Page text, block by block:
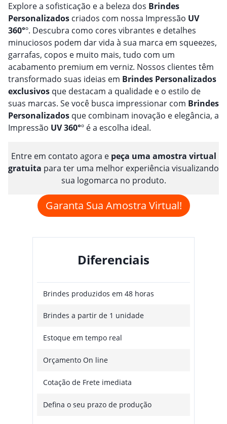
Explore a sofisticação e a beleza dos Brindes
Personalizados criados com nossa Impressão UV
360°º. Descubra como cores vibrantes e detalhes
minuciosos podem dar vida à sua marca em squeezes,
garrafas, copos e muito mais, tudo com um
acabamento premium em verniz. Nossos clientes têm
transformado suas ideias em Brindes Personalizados
exclusivos que destacam a qualidade e o estilo de
suas marcas. Se você busca impressionar com Brindes
Personalizados que combinam inovação e elegância, a
Impressão UV 360°º é a escolha ideal.
Entre em contato agora e peça uma amostra virtual
gratuita para ter uma melhor experiência visualizando
sua logomarca no produto.
Garanta Sua Amostra Virtual!
Diferenciais
Brindes produzidos em 48 horas
Brindes a partir de 1 unidade
Estoque em tempo real
Orçamento On line
Cotação de Frete imediata
Defina o seu prazo de produção